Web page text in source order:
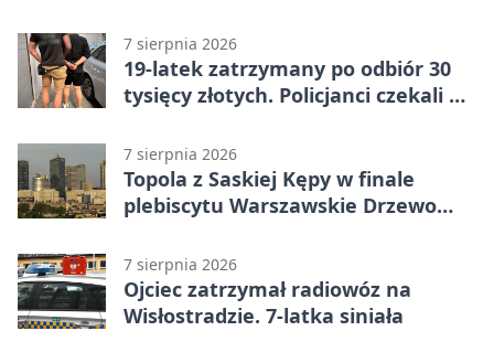
7 sierpnia 2026
19-latek zatrzymany po odbiór 30
tysięcy złotych. Policjanci czekali w
7 sierpnia 2026
Topola z Saskiej Kępy w finale
plebiscytu Warszawskie Drzewo
7 sierpnia 2026
Ojciec zatrzymał radiowóz na
Wisłostradzie. 7-latka siniała